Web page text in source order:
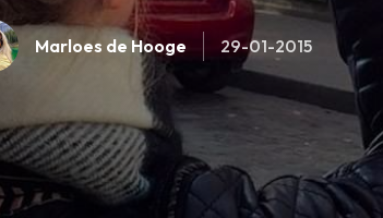
Marloes de Hooge 29-01-2015